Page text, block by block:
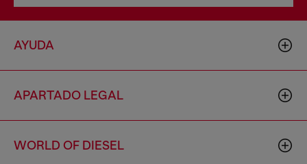
AYUDA
APARTADO LEGAL
WORLD OF DIESEL